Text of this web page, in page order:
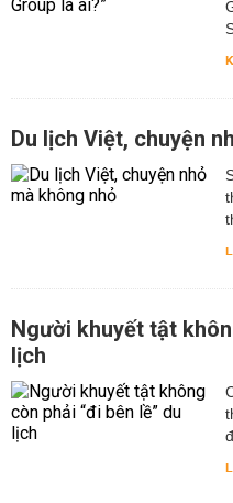
Du lịch Việt, chuyện
Người khuyết tật
lịch